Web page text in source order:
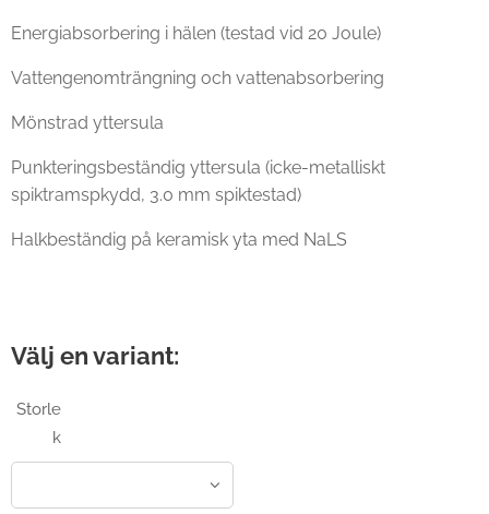
Energiabsorbering i hälen (testad vid 20 Joule)
Vattengenomträngning och vattenabsorbering
Mönstrad yttersula
Punkteringsbeständig yttersula (icke-metalliskt
spiktramspkydd, 3.0 mm spiktestad)
Halkbeständig på keramisk yta med NaLS
Välj en variant:
Storle
k